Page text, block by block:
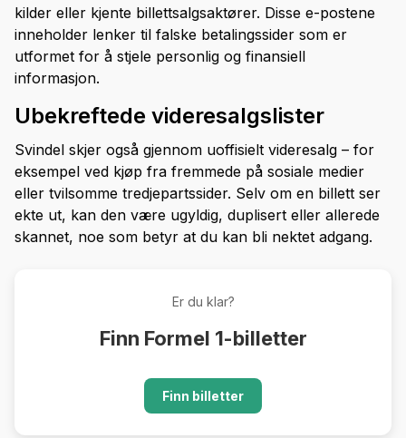
kilder eller kjente billettsalgsaktører. Disse e-postene
inneholder lenker til falske betalingssider som er
utformet for å stjele personlig og finansiell
informasjon.
Ubekreftede videresalgslister
Svindel skjer også gjennom uoffisielt videresalg – for
eksempel ved kjøp fra fremmede på sosiale medier
eller tvilsomme tredjepartssider. Selv om en billett ser
ekte ut, kan den være ugyldig, duplisert eller allerede
skannet, noe som betyr at du kan bli nektet adgang.
Er du klar?
Finn Formel 1-billetter
Finn billetter